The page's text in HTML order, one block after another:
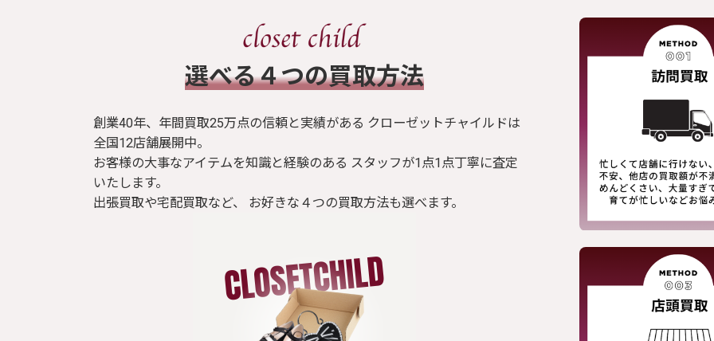
​選べる４つの買取方法
創業40年、年間買取25万点の信頼と実績がある クローゼットチャイルドは
全国12店舗展開中。
お客様の大事なアイテムを知識と経験のある スタッフが1点1点丁寧に査定
いたします。
出張買取や宅配買取など、 お好きな４つの買取方法も選べます。